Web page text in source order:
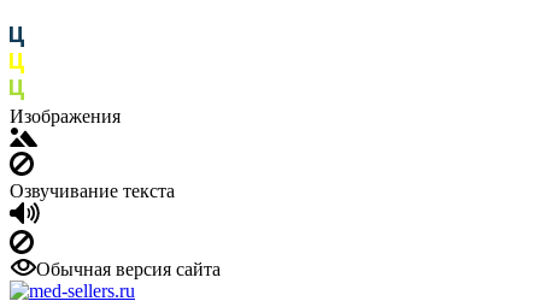
Изображения
Озвучивание текста
Обычная версия сайта